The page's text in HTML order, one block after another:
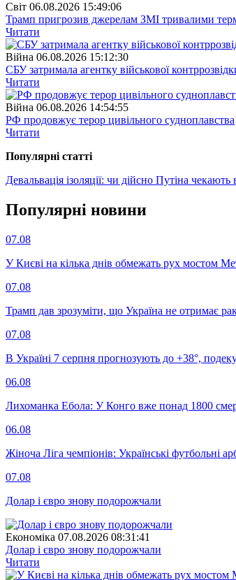
Свiт 06.08.2026 15:49:06
Трамп пригрозив джерелам ЗМІ тривалими
Читати
Війна 06.08.2026 15:12:30
СБУ затримала агентку військової
Читати
Війна 06.08.2026 14:54:55
РФ продовжує терор цивільного судноплавства
Читати
Популярнi статтi
Девальвація ізоляції: чи дійсно Путіна
Популярнi новини
07.08
У Києві на кілька днів обмежать рух мостом
07.08
Трамп дав зрозуміти, що Україна не отримає
07.08
В Україні 7 серпня прогнозують до +38°,
06.08
Лихоманка Ебола: У Конго вже понад 1800
06.08
Жіноча Ліга чемпіонів: Українські футбольні
07.08
Долар і євро знову подорожчали
Економіка 07.08.2026 08:31:41
Долар і євро знову подорожчали
Читати